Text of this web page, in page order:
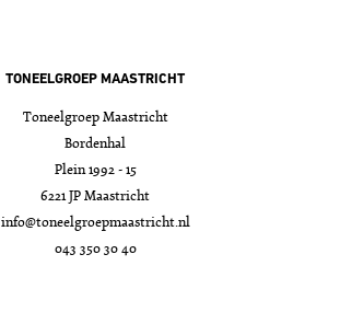
TONEELGROEP MAASTRICHT
Toneelgroep Maastricht
Bordenhal
Plein 1992 - 15
6221 JP Maastricht
info@toneelgroepmaastricht.nl
043 350 30 40